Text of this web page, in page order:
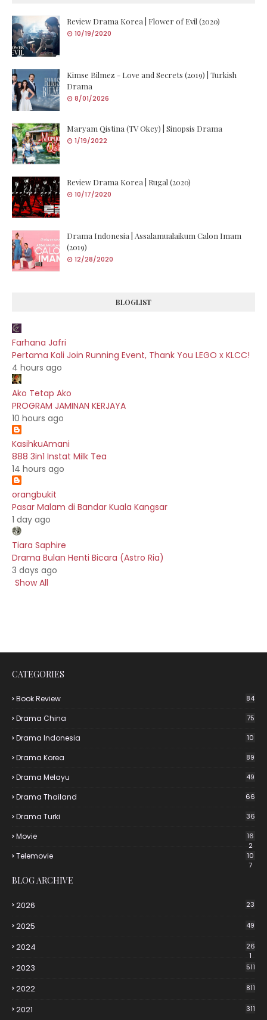
Review Drama Korea | Flower of Evil (2020)
10/19/2020
Kimse Bilmez - Love and Secrets (2019) | Turkish
Drama
8/01/2026
Maryam Qistina (TV Okey) | Sinopsis Drama
1/19/2022
Review Drama Korea | Rugal (2020)
10/17/2020
Drama Indonesia | Assalamualaikum Calon Imam
(2019)
12/28/2020
BLOGLIST
Farhana Jafri
Pertama Kali Join Running Event, Thank You LEGO x KLCC!
4 hours ago
Ako Tetap Ako
PROGRAM JAMINAN KERJAYA
10 hours ago
KasihkuAmani
888 3in1 Instat Milk Tea
14 hours ago
orangbukit
Pasar Malam di Bandar Kuala Kangsar
1 day ago
Tiara Saphire
Drama Bulan Henti Bicara (Astro Ria)
3 days ago
Show All
CATEGORIES
Book Review 84
Drama China 75
Drama Indonesia 10
Drama Korea 89
Drama Melayu 49
Drama Thailand 66
Drama Turki 36
Movie
16
2
Telemovie
10
7
BLOG ARCHIVE
2026 23
2025 49
2024
26
1
2023 511
2022 811
2021 311